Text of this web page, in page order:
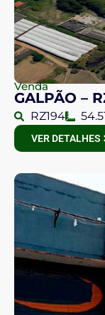
Venda
GALPÃO –
RZ194
VER DETALHES